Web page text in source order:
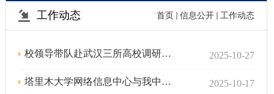
工作动态 首页 信息公开 工作动态
校领导带队赴武汉三所高校调研交流 2025-10-27
塔里木大学网络信息中心与我中心联合举办主题党日活动 2025-10-17